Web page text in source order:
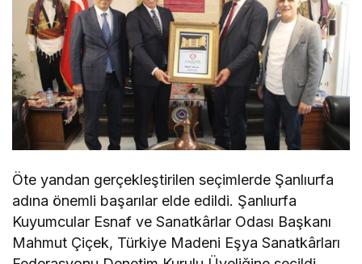
Öte yandan gerçekleştirilen seçimlerde Şanlıurfa
adına önemli başarılar elde edildi. Şanlıurfa
Kuyumcular Esnaf ve Sanatkârlar Odası Başkanı
Mahmut Çiçek, Türkiye Madeni Eşya Sanatkârları